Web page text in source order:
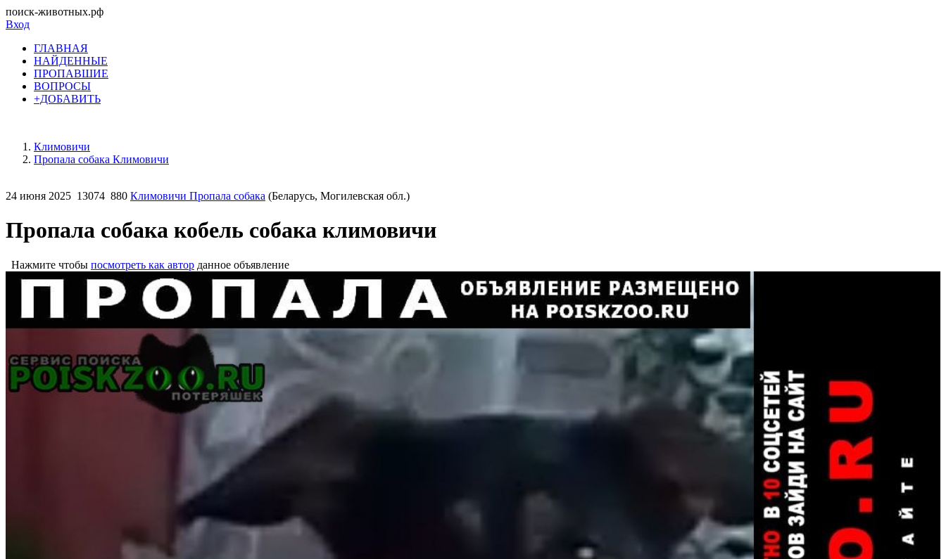
поиск-животных.рф
Вход
ГЛАВНАЯ
НАЙДЕННЫЕ
ПРОПАВШИЕ
ВОПРОСЫ
+ДОБАВИТЬ
Климовичи
Пропала собака Климовичи
24 июня 2025 13074 880 Климовичи Пропала собака (Беларусь, Могилевская обл.)
Пропала собака кобель собака климовичи
Нажмите чтобы посмотреть как автор данное объявление